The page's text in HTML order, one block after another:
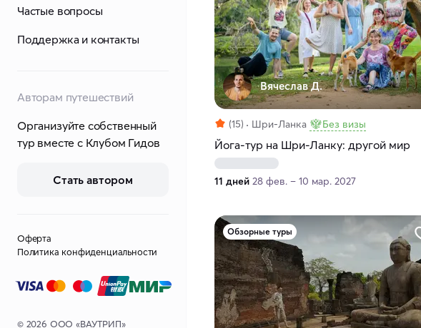
Частые вопросы
Поддержка и контакты
Авторам путешествий
Организуйте собственный
тур вместе с Клубом Гидов
Стать автором
Оферта
Политика конфиденциальности
© 2026 ООО «ВАУТРИП»
Вячеслав Д.
(15) Шри-Ланка Без визы
Йога-тур на Шри-Ланку: другой мир
11 дней 28 фев. – 10 мар. 2027
Обзорные туры